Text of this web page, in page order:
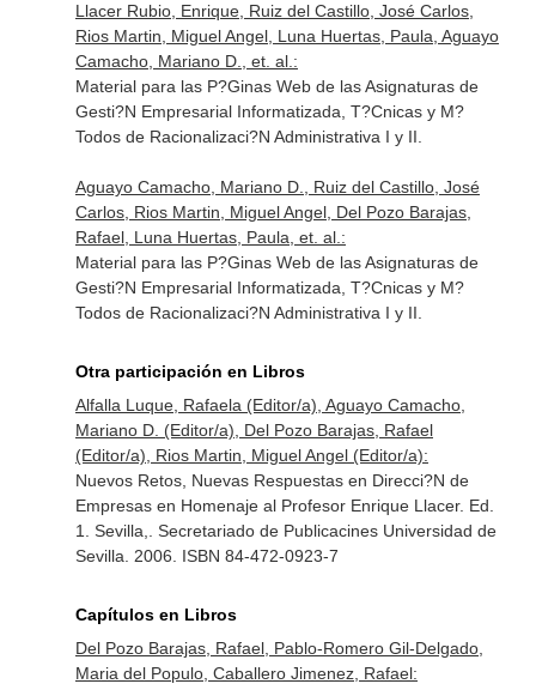
Llacer Rubio, Enrique, Ruiz del Castillo, José Carlos,
Rios Martin, Miguel Angel, Luna Huertas, Paula, Aguayo
Camacho, Mariano D., et. al.:
Material para las P?Ginas Web de las Asignaturas de
Gesti?N Empresarial Informatizada, T?Cnicas y M?
Todos de Racionalizaci?N Administrativa I y II.
Aguayo Camacho, Mariano D., Ruiz del Castillo, José
Carlos, Rios Martin, Miguel Angel, Del Pozo Barajas,
Rafael, Luna Huertas, Paula, et. al.:
Material para las P?Ginas Web de las Asignaturas de
Gesti?N Empresarial Informatizada, T?Cnicas y M?
Todos de Racionalizaci?N Administrativa I y II.
Otra participación en Libros
Alfalla Luque, Rafaela (Editor/a), Aguayo Camacho,
Mariano D. (Editor/a), Del Pozo Barajas, Rafael
(Editor/a), Rios Martin, Miguel Angel (Editor/a):
Nuevos Retos, Nuevas Respuestas en Direcci?N de
Empresas en Homenaje al Profesor Enrique Llacer. Ed.
1. Sevilla,. Secretariado de Publicacines Universidad de
Sevilla. 2006. ISBN 84-472-0923-7
Capítulos en Libros
Del Pozo Barajas, Rafael, Pablo-Romero Gil-Delgado,
Maria del Populo, Caballero Jimenez, Rafael: